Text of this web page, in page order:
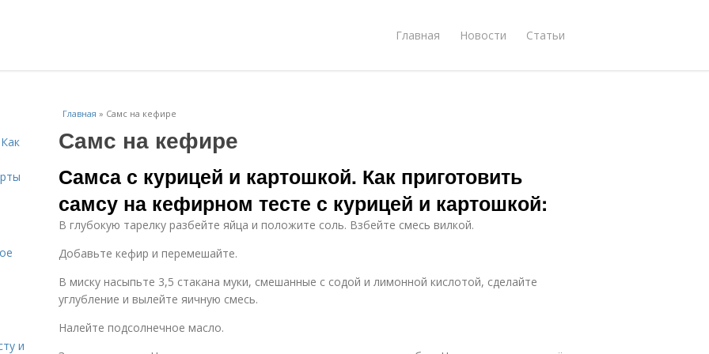
Главная Новости Статьи
Главная » Самс на кефире
Самс на кефире
Самса с курицей и картошкой. Как приготовить
самсу на кефирном тесте с курицей и картошкой:
В глубокую тарелку разбейте яйца и положите соль. Взбейте смесь вилкой.
Добавьте кефир и перемешайте.
В миску насыпьте 3,5 стакана муки, смешанные с содой и лимонной кислотой, сделайте
углубление и вылейте яичную смесь.
Налейте подсолнечное масло.
и